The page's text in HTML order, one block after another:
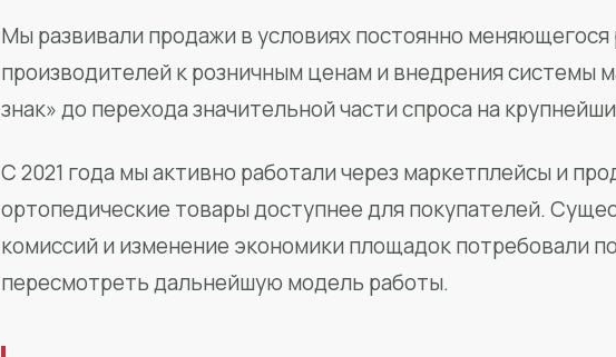
Мы развивали продажи в условиях постоянно
производителей к розничным ценам и внедрения системы
знак» до перехода значительной части спроса на
С 2021 года мы активно работали через маркетплейсы и
ортопедические товары доступнее для покупателей.
комиссий и изменение экономики площадок потребовали
пересмотреть дальнейшую модель работы.